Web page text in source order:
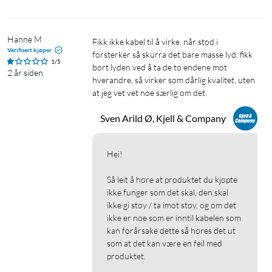
Hanne M
Verifisert kjøper
1/5
2 år siden
Fikk ikke kabel til å virke. når stod i
forsterker så skurra det bare masse lyd. fikk
bort lyden ved å ta de to endene mot
hverandre, så virker som dårlig kvalitet, uten
at jeg vet vet noe særlig om det.
Sven Arild Ø, Kjell & Company
Hei!
Så leit å høre at produktet du kjøpte
ikke funger som det skal, den skal
ikke gi støy / ta imot støy, og om det
ikke er noe som er inntil kabelen som
kan forårsake dette så høres det ut
som at det kan være en feil med
produktet.